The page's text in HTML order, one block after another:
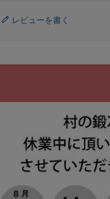
レビューを書く